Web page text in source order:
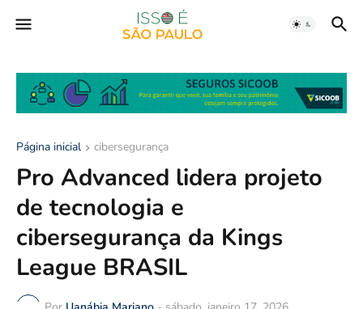
Página inicial cibersegurança
Pro Advanced lidera projeto
de tecnologia e
cibersegurança da Kings
League BRASIL